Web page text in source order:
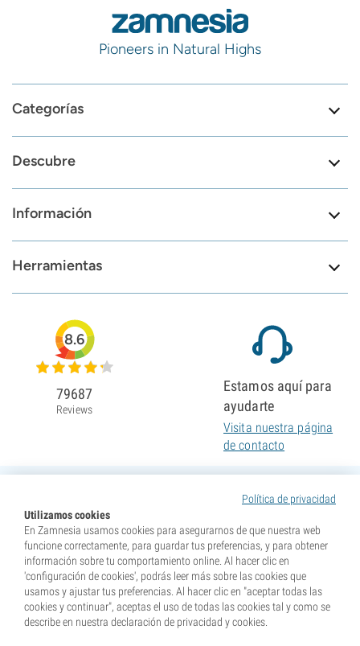
Pioneers in Natural Highs
Categorías
Descubre
Información
Herramientas
Política de privacidad
Utilizamos cookies
En Zamnesia usamos cookies para asegurarnos de que nuestra web
funcione correctamente, para guardar tus preferencias, y para obtener
información sobre tu comportamiento online. Al hacer clic en
'configuración de cookies', podrás leer más sobre las cookies que
usamos y ajustar tus preferencias. Al hacer clic en "aceptar todas las
cookies y continuar", aceptas el uso de todas las cookies tal y como se
describe en nuestra declaración de privacidad y cookies.
8.6
79687
Reviews
Estamos aquí para
ayudarte
Visita nuestra página
de contacto